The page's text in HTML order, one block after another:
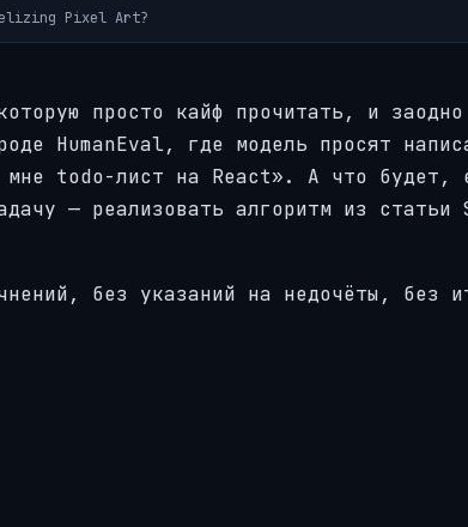
Pixel Art?
просто кайф прочитать, и заодно
HumanEval, где модель просят
мне todo-лист на React». А что будет,
— реализовать алгоритм из статьи
без указаний на недочёты, без